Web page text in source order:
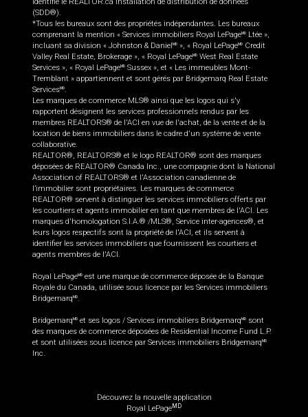
identifie le REALTOR.ca Installation de distribution de données
(SDD®).
*Tous les bureaux sont des propriétés indépendantes. Les bureaux
comprenant la mention « Services immobiliers Royal LePageMD
Ltée »,
incluant sa division « Johnston & Daniel MD », « Royal LePageMD
Credit
Valley Real Estate, Brokerage », « Royal LePageMD West Real Estate
Services », « Royal LePageMD Sussex », et « Les immeubles Mont-
Tremblant » appartiennent et sont gérés par Bridgemarq Real Estate
ServicesMD.
Les marques de commerce MLS® ainsi que les logos qui s'y
rapportent désignent les services professionnels rendus par les
membres REALTORS® de l'ACI en vue de l'achat, de la vente et de la
location de biens immobiliers dans le cadre d'un système de vente
collaborative.
REALTOR®, REALTORS® et le logo REALTOR® sont des marques
déposées de REALTOR® Canada Inc., une compagnie dont la National
Association of REALTORS® et l'Association canadienne de
l’immobilier sont propriétaires. Les marques de commerce
REALTOR® servent à distinguer les services immobiliers offerts par
les courtiers et agents immobilier en tant que membres de l'ACI. Les
marques d'homologation S.I.A.® /MLS®, Service inter-agences®, et
leurs logos respectifs sont la propriété de l'ACI, et ils servent à
identifier les services immobiliers que fournissent les courtiers et
agents membres de l'ACI.
Royal LePageMD est une marque de commerce déposée de la Banque
Royale du Canada, utilisée sous licence par les Services immobiliers
BridgemarqMD.
BridgemarqMD et ses logos / Services immobiliers BridgemarqMD
sont
des marques de commerce déposées de Residential Income Fund L.P.
et sont utilisées sous licence par Services immobiliers BridgemarqMD
Inc.
Découvrez la nouvelle application
Royal LePageMD